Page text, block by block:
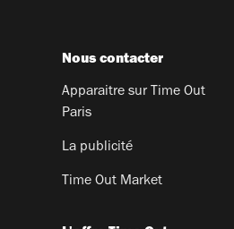
Nous contacter
Apparaitre sur Time Out
Paris
La publicité
Time Out Market